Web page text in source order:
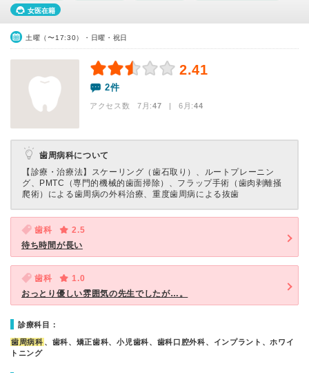
女医在籍
土曜（〜17:30）・日曜・祝日
2.41
2件
アクセス数 7月:47 | 6月:44
歯周病科について
【診療・治療法】 スケーリング（歯石取り）、ルートプレーニン
グ、PMTC（専門的機械的歯面掃除）、フラップ手術（歯肉剥離掻
爬術）による歯周病の外科治療、重度歯周病による抜歯
歯科
2.5
待ち時間が長い
歯科
1.0
おっとり優しい雰囲気の先生でしたが…。
診療科目：
歯周病科 、歯科、矯正歯科、小児歯科、歯科口腔外科、インプラント、ホワイ
トニング